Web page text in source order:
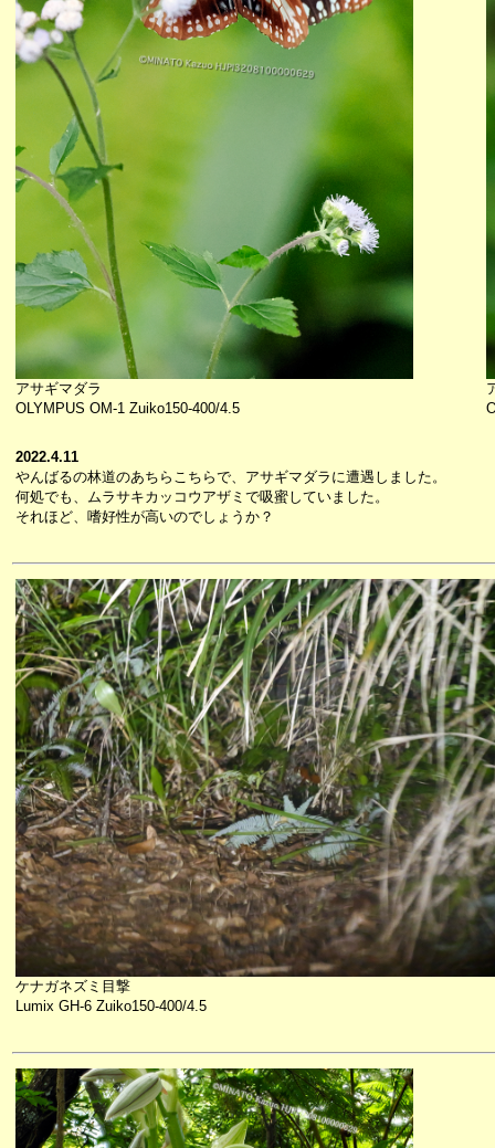
アサギマダラ
OLYMPUS OM-1 Zuiko150-400/4.5
2022.4.11
やんばるの林道のあちらこちらで、アサギマダラに遭遇しました。
何処でも、ムラサキカッコウアザミで吸蜜していました。
それほど、嗜好性が高いのでしょうか？
ケナガネズミ目撃
Lumix GH-6 Zuiko150-400/4.5